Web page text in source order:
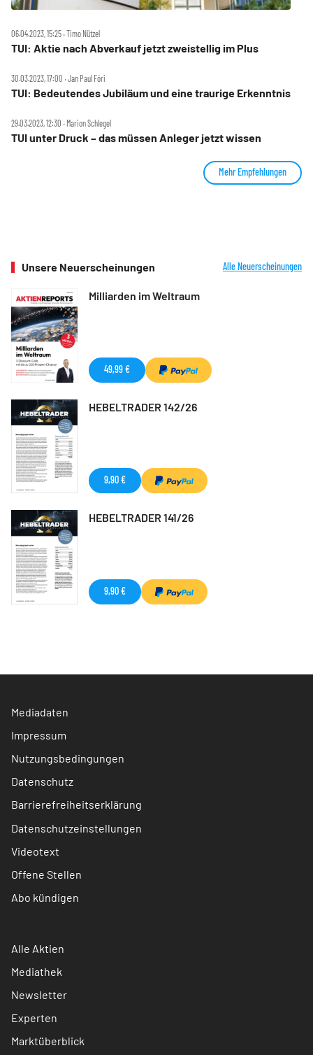
06.04.2023, 15:25 ‧ Timo Nützel
TUI: Aktie nach Abverkauf jetzt zweistellig im Plus
30.03.2023, 17:00 ‧ Jan Paul Fóri
TUI: Bedeutendes Jubiläum und eine traurige Erkenntnis
29.03.2023, 12:30 ‧ Marion Schlegel
TUI unter Druck – das müssen Anleger jetzt wissen
Mehr Empfehlungen
Unsere Neuerscheinungen Alle Neuerscheinungen
Milliarden im Weltraum
49,99 €
HEBELTRADER 142/26
9,90 €
HEBELTRADER 141/26
9,90 €
Mediadaten
Impressum
Nutzungsbedingungen
Datenschutz
Barrierefreiheitserklärung
Datenschutzeinstellungen
Videotext
Offene Stellen
Abo kündigen
Alle Aktien
Mediathek
Newsletter
Experten
Marktüberblick